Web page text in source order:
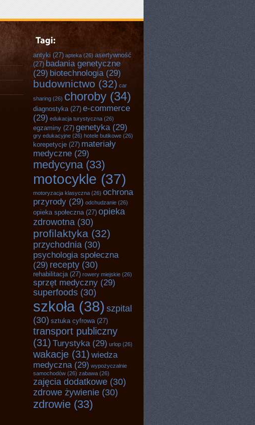
antyki (27) apteka (26) asertywność
(27) badania genetyczne
(29) biotechnologia (29)
budownictwo (32) car
sharing (26) choroby (34)
diagnostyka(27) e-commerce
(29) edukacja turystyczna (26)
egzaminy (27) genetyka (29)
gry edukacyjne (26) hotele butikowe (26)
korepetycje (27) materiały
medyczne (29)
medycyna(33)
motocykle (37)
motoryzacja klasyczna (26) ochrona
przyrody (29) odchudzanie (26)
opieka społeczna(27) opieka
zdrowotna (30)
profilaktyka (32)
przychodnia (30)
psychologia społeczna
(29) recepty (30)
rehabilitacja(27) rowery miejskie (26)
sprzęt medyczny (29)
superfoods (30)
szkoła (38) szpital
(30) sztuka cyfrowa(27)
transport publiczny
(31) Turystyka (29) urlop (26)
wakacje (31) wiedza
medyczna (29) wypożyczalnie
samochodów (26) zabawa (26)
zajęcia dodatkowe (30)
zdrowe żywienie (30)
zdrowie (33)